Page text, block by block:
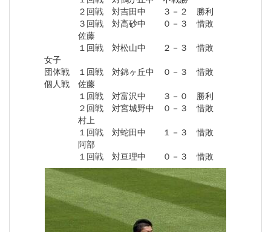
２回戦 対吉田中 ３－２ 勝利
３回戦 対高砂中 ０－３ 惜敗
佐藤
１回戦 対松山中 ２－３ 惜敗
女子
団体戦 １回戦 対錦ヶ丘中 ０－３ 惜敗
個人戦 佐藤
１回戦 対富沢中 ３－０ 勝利
２回戦 対宮城野中 ０－３ 惜敗
村上
１回戦 対蛇田中 １－３ 惜敗
阿部
１回戦 対亘理中 ０－３ 惜敗